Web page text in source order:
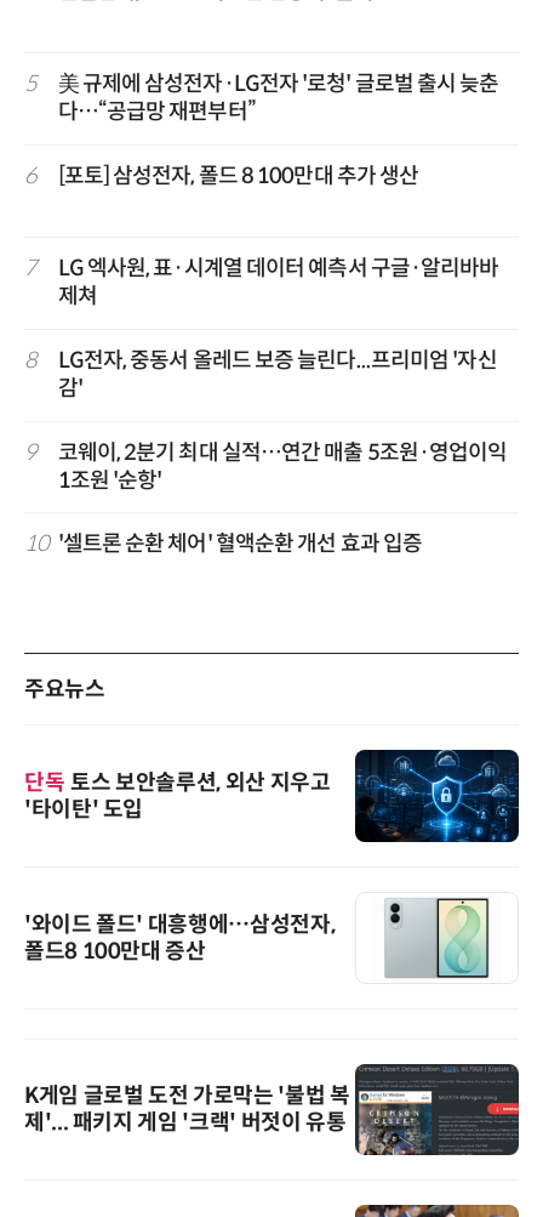
5
美 규제에 삼성전자·LG전자 '로청' 글로벌 출시 늦춘
다…“공급망 재편부터”
6 [포토] 삼성전자, 폴드 8 100만대 추가 생산
7
LG 엑사원, 표·시계열 데이터 예측서 구글·알리바바
제쳐
8
LG전자, 중동서 올레드 보증 늘린다...프리미엄 '자신
감'
9
코웨이, 2분기 최대 실적…연간 매출 5조원·영업이익
1조원 '순항'
10 '셀트론 순환 체어' 혈액순환 개선 효과 입증
주요뉴스
단독 토스 보안솔루션, 외산 지우고
'타이탄' 도입
'와이드 폴드' 대흥행에…삼성전자,
폴드8 100만대 증산
K게임 글로벌 도전 가로막는 '불법 복
제'... 패키지 게임 '크랙' 버젓이 유통